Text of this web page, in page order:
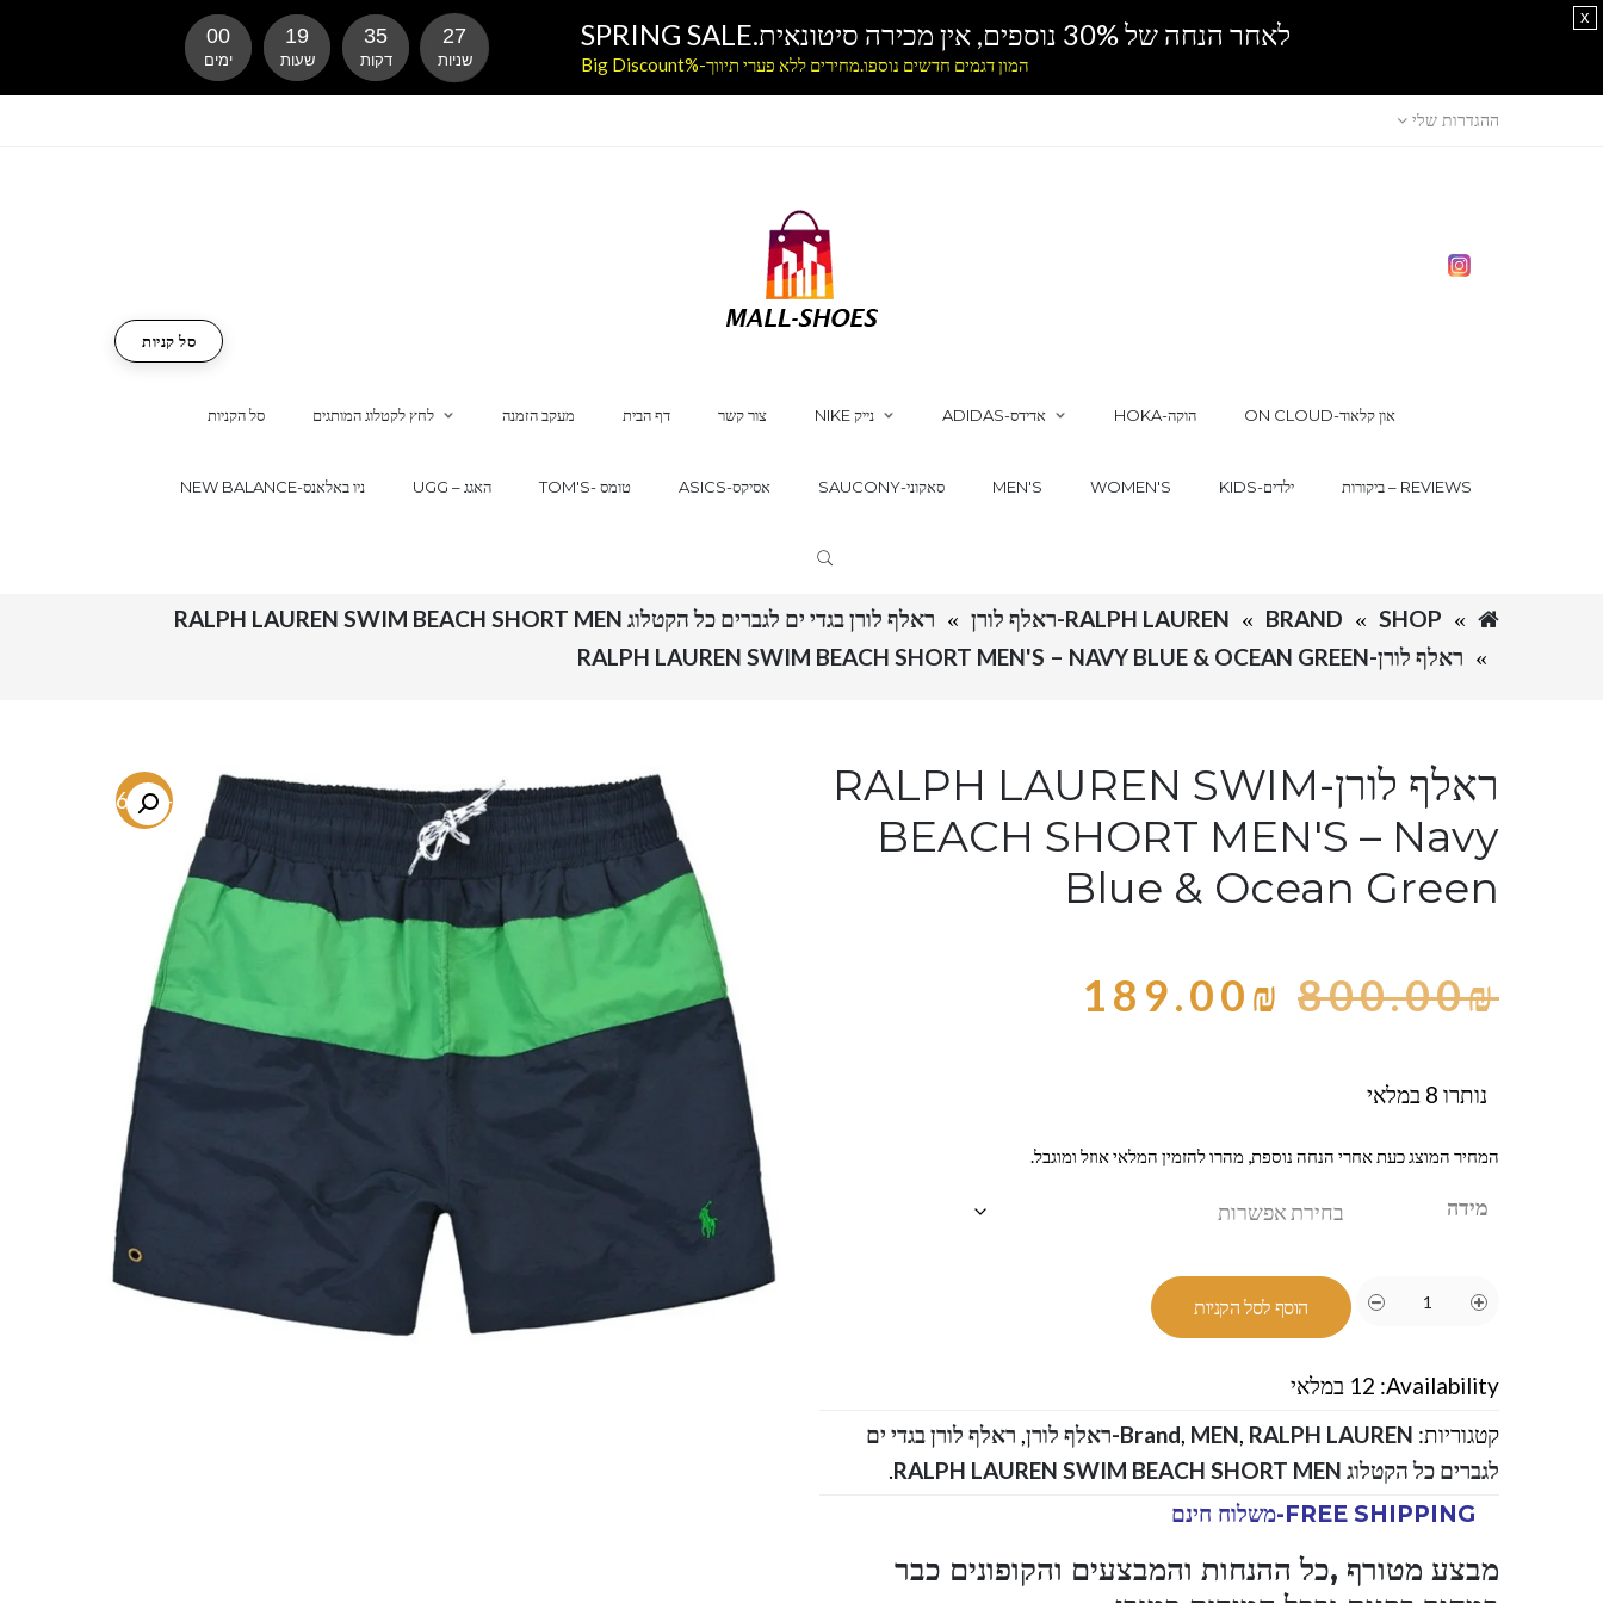
ההגדרות שלי
סל הקניות לחץ לקטלוג המותגים מעקב הזמנה דף הבית צור קשר NIKE נייק ADIDAS-אדידס HOKA-הוקה ON CLOUD-און קלאוד
NEW BALANCE-ניו באלאנס UGG – האגג TOM'S- טומס ASICS-אסיקס SAUCONY-סאקוני MEN'S WOMEN'S KIDS-ילדים ביקורות – REVIEWS
סל קניות
SHOP
BRAND RALPH LAUREN-ראלף לורן
ראלף לורן בגדי ים לגברים כל הקטלוג RALPH LAUREN SWIM BEACH SHORT MEN
ראלף לורן-RALPH LAUREN SWIM BEACH SHORT MEN'S – NAVY BLUE & OCEAN GREEN
-76.4%
ראלף לורן-RALPH LAUREN SWIM
BEACH SHORT MEN'S – Navy
Blue & Ocean Green
800.00₪
189.00₪
נותרו 8 במלאי
המחיר המוצג כעת אחרי הנחה נוספת, מהרו להזמין המלאי אוזל ומוגבל.
מידה
הוסף לסל הקניות
Availability: 12 במלאי
קטגוריות:
Brand, MEN, RALPH LAUREN-ראלף לורן , ראלף לורן בגדי ים
לגברים כל הקטלוג RALPH LAUREN SWIM BEACH SHORT MEN
.
FREE SHIPPING-משלוח חינם
מבצע מטורף ,כל ההנחות והמבצעים והקופונים כבר
לאחר הנחה של 30% נוספים, אין מכירה סיטונאית.SPRING SALE
המון דגמים חדשים נוספו.מחירים ללא פערי תיווך-%Big Discount
00
ימים
19
שעות
35
דקות
26
שניות
x